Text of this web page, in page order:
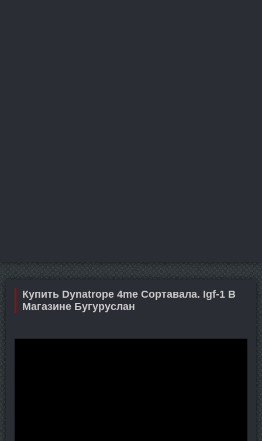
Купить Dynatrope 4me Сортавала. Igf-1 В
Магазине Бугуруслан